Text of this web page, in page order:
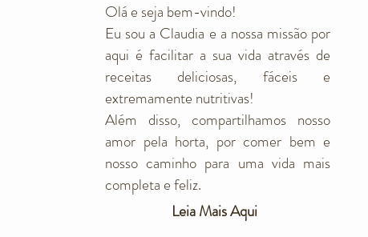
Olá e seja bem-vindo!
Eu sou a Claudia e a nossa missão por
aqui é facilitar a sua vida através de
receitas deliciosas, fáceis e
extremamente nutritivas!
Além disso, compartilhamos nosso
amor pela horta, por comer bem e
nosso caminho para uma vida mais
completa e feliz.
Leia Mais Aqui